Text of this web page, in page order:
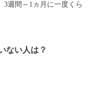
週間～1ヵ月に一度くら
ない人は？